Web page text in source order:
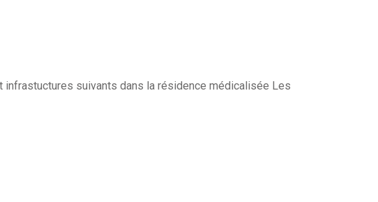
suivants dans la résidence médicalisée Les